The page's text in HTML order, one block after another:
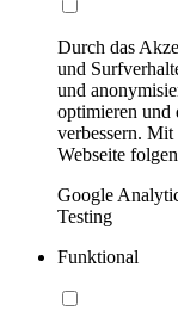
Durch das
und
und
optimieren und
verbessern.
Webseite
Google
Testing
Funktional